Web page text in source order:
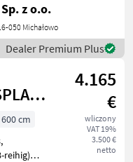
ca. 215
-
Sp. z o.o.
050 Michałowo
Dealer Premium Plus
4.165
€
wliczony
VAT 19%
3.500 €
netto
600 cm
reihig)